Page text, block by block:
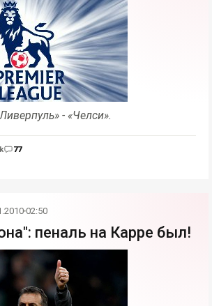
- «Челси».
Комментарии
77
02:50
пеналь на Карре был!